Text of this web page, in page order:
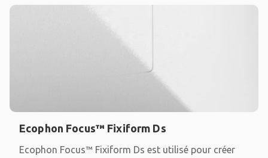
Ecophon Focus™ Fixiform Ds
Ecophon Focus™ Fixiform Ds est utilisé pour créer